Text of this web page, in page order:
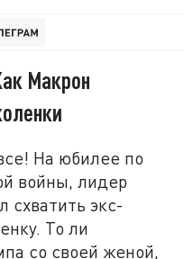
Макрон
На юбилее по
войны, лидер
экс-
То ли
со своей женой,